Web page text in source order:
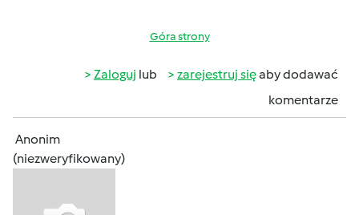
Góra strony
Zaloguj lub zarejestruj sięaby dodawać
komentarze
Anonim
(niezweryfikowany)